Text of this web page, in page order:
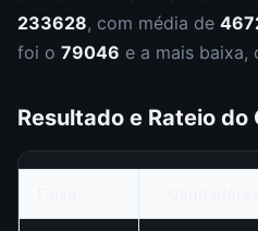
233628, com média de
foi o 79046 e a mais baixa,
Resultado e Rateio do